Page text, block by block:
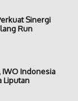
Sinergi
Run
IWO Indonesia
Liputan